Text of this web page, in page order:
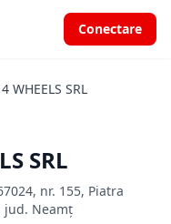
Conectare
WHEELS SRL
SRL
nr. 155, Piatra
jud. Neamț